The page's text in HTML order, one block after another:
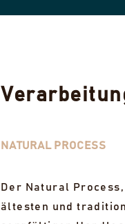
NATURAL PROCESS
Der Natural
ältesten und